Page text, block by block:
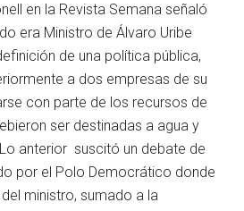
en la Revista Semana señaló
era Ministro de Álvaro Uribe
de una política pública,
a dos empresas de su
con parte de los recursos de
ser destinadas a agua y
anterior suscitó un debate de
por el Polo Democrático donde
ministro, sumado a la